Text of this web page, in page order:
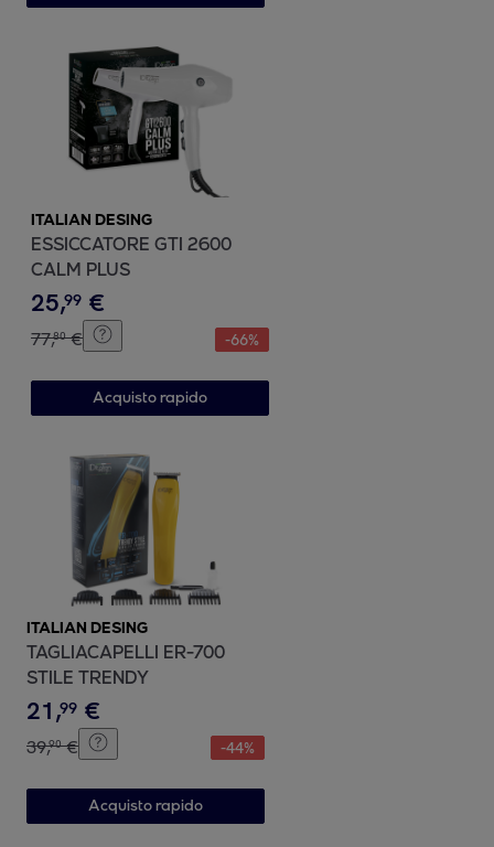
ITALIAN DESING
ESSICCATORE GTI 2600
CALM PLUS
25,99 €
77,80 € -66%
Acquisto rapido
ITALIAN DESING
TAGLIACAPELLI ER-700
STILE TRENDY
21,99 €
39,90 € -44%
Acquisto rapido